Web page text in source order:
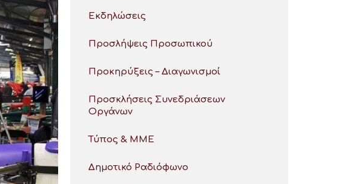
Εκδηλώσεις
Προσλήψεις Προσωπικού
Προκηρύξεις – Διαγωνισμοί
Προσκλήσεις Συνεδριάσεων
Οργάνων
Τύπος & ΜΜΕ
Δημοτικό Ραδιόφωνο